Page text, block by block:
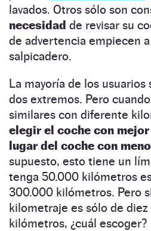
lavados. Otros sólo son
necesidad de revisar su
de advertencia empiecen
salpicadero.
La mayoría de los
dos extremos. Pero
similares con diferente
elegir el coche con
lugar del coche con
supuesto, esto tiene un
tenga 50.000 kilómetros
300.000 kilómetros. Pero
kilometraje es sólo de
kilómetros, ¿cuál escoger?